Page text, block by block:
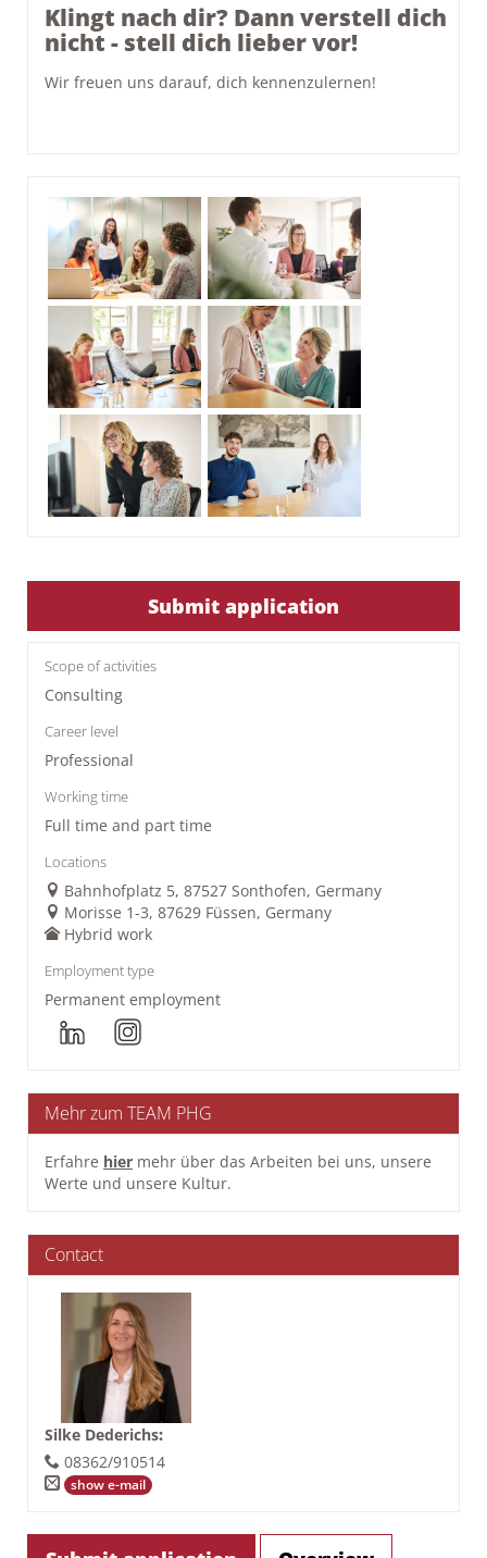
Klingt nach dir? Dann verstell dich
nicht - stell dich lieber vor!
Wir freuen uns darauf, dich kennenzulernen!
Submit application
Scope of activities
Consulting
Career level
Professional
Working time
Full time and part time
Locations
Bahnhofplatz 5, 87527 Sonthofen, Germany
Morisse 1-3, 87629 Füssen, Germany
Hybrid work
Employment type
Permanent employment
Mehr zum TEAM PHG
Erfahre hier mehr über das Arbeiten bei uns, unsere
Werte und unsere Kultur.
Contact
Silke Dederichs:
08362/910514
show e-mail